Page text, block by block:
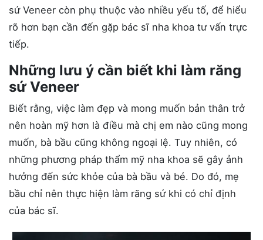
sứ Veneer còn phụ thuộc vào nhiều yếu tố, để hiểu
rõ hơn bạn cần đến gặp bác sĩ nha khoa tư vấn trực
tiếp.
Những lưu ý cần biết khi làm răng
sứ Veneer
Biết rằng, việc làm đẹp và mong muốn bản thân trở
nên hoàn mỹ hơn là điều mà chị em nào cũng mong
muốn, bà bầu cũng không ngoại lệ. Tuy nhiên, có
những phương pháp thẩm mỹ nha khoa sẽ gây ảnh
hưởng đến sức khỏe của bà bầu và bé. Do đó, mẹ
bầu chỉ nên thực hiện làm răng sứ khi có chỉ định
của bác sĩ.